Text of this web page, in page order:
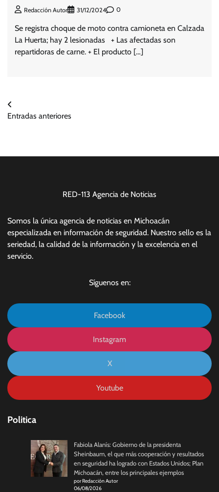
Redacción Autor 31/12/2024 0
Se registra choque de moto contra camioneta en Calzada
La Huerta; hay 2 lesionadas + Las afectadas son
repartidoras de carne. + El producto […]
Navegación
de
Entradas anteriores
RED-113 Agencia de Noticias
Somos la única agencia de noticias en Michoacán
especializada en información de seguridad. Nuestro sello es la
seriedad, la calidad de la información y la excelencia en el
servicio.
Síguenos en:
Facebook
Instagram
X
Youtube
Politica
Fabiola Alanís: Gobierno de la presidenta
Sheinbaum, el que más cooperación y resultados
en seguridad ha logrado con Estados Unidos; Plan
Michoacán, entre los principales ejemplos
por Redacción Autor
06/08/2026